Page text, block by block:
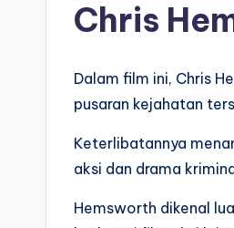
Chris
Dalam film ini, Chris
pusaran kejahatan
Keterlibatannya
aksi dan drama
Hemsworth dikenal